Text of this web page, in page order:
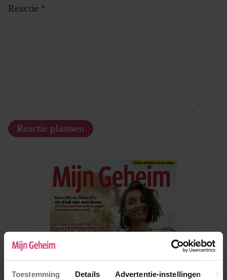
Toestemming Details Advertentie-instellingen
Reactie *